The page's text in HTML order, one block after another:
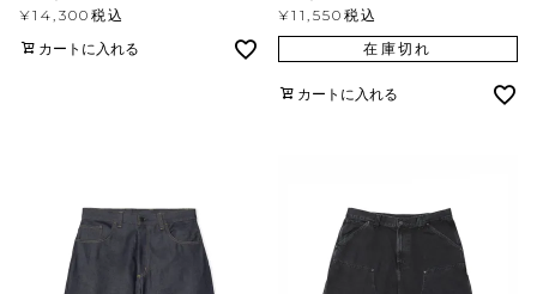
¥14,300 税込
カートに入れる
¥11,550 税込
在庫切れ
カートに入れる